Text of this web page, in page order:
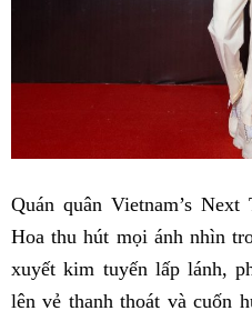
Quán quân Vietnam’s
Hoa thu hút mọi ánh nhìn
xuyết kim tuyến lấp lánh,
lên vẻ thanh thoát và cuốn